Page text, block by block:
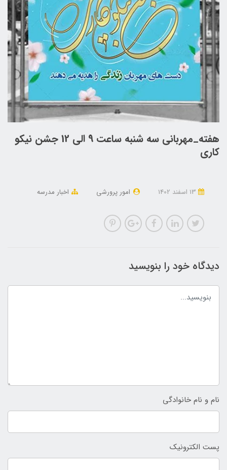
هفته_مهربانی سه شنبه ساعت 9 الی 12 جشن نیکو
کاری
امور پرورشی اخبار مدرسه
دیدگاه خود را بنویسید
نام و نام خانوادگی
پست الکترونیک